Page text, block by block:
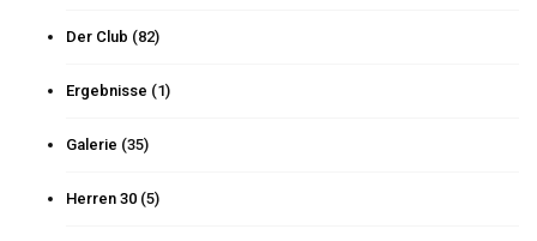
Der Club (82)
Ergebnisse (1)
Galerie (35)
Herren 30 (5)